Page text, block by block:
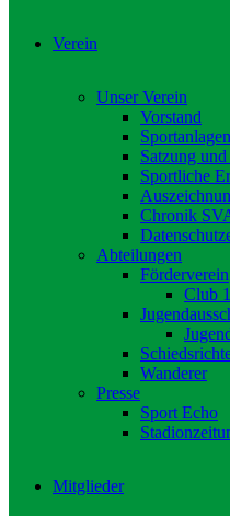
Verein
Unser Verein
Vorstand
Satzung
Sportliche
Chronik
Abteilungen
Förderverein
Club
Wanderer
Presse
Sport Echo
Mitglieder